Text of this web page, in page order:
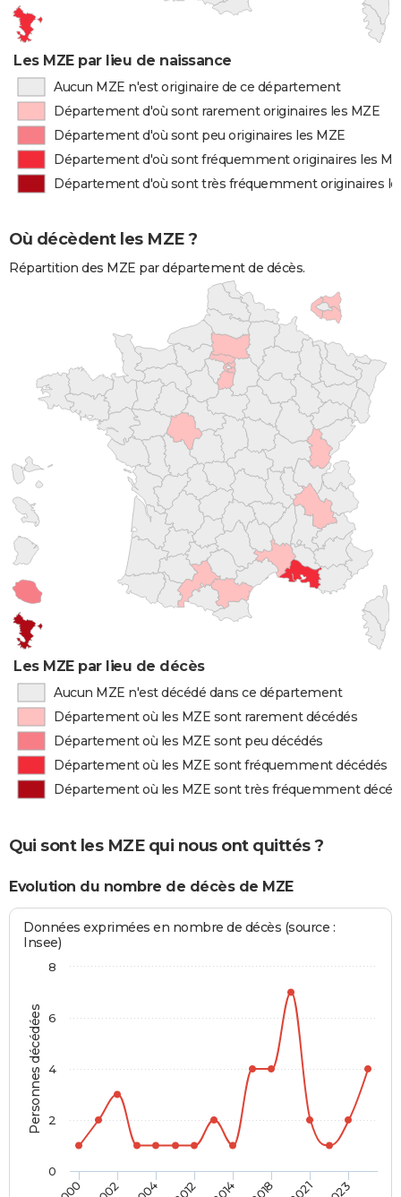
Les MZE par lieu de naissance
Aucun MZE n'est originaire de ce département
Département d'où sont rarement originaires les MZE
Département d'où sont peu originaires les MZE
Département d'où sont fréquemment originaires les
Département d'où sont très fréquemment originaires
Où décèdent les MZE ?
Répartition des MZE par département de décès.
Les MZE par lieu de décès
Aucun MZE n'est décédé dans ce département
Département où les MZE sont rarement décédés
Département où les MZE sont peu décédés
Département où les MZE sont fréquemment décédés
Département où les MZE sont très fréquemment
Qui sont les MZE qui nous ont quittés ?
Evolution du nombre de décès de MZE
Personnes décédées
Données exprimées en nombre de décès (source :
Insee)
0
2
4
6
8